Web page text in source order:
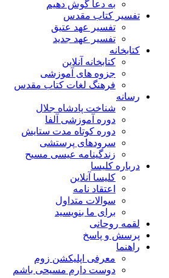
به دعا گوش دهیم
تفسیر کتاب مقدس
تفسیر عهد عتیق
تفسیر عهد جدید
کتابخانه
کتابخانه آنلاین
جزوه های آموزشی
فرهنگ لغات کتاب مقدس
رسانه
شناخت پادشاه جلال
دوره آموزشی آلفا
دوره کوتاه مدت ستایش
سرودهای پرستشی
زندگینامه عیسی مسیح
درباره کلیسا
کلیسا آنلاین
اعتقاد نامه
سوالات متداول
برای ما بنویسید
لقمه روحانی
پرسش و پاسخ
راهنما
معرفی اپلیکشن زوم
دوست دارم مسیحی باشم